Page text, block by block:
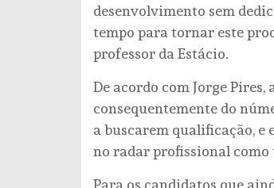
desenvolvimento sem
tempo para tornar este
professor da Estácio.
De acordo com Jorge
consequentemente do
a buscarem qualificação,
no radar profissional
Para os candidatos que